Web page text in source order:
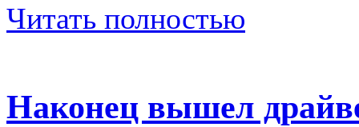
Читать полностью
Наконец вышел